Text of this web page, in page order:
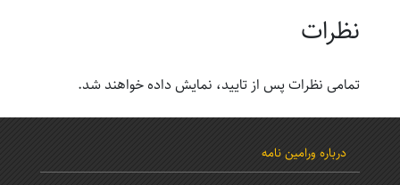
نظرات
تمامی نظرات پس از تایید، نمایش داده خواهند شد.
درباره ورامین نامه